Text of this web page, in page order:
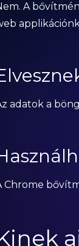
A
adatok a
Chrome